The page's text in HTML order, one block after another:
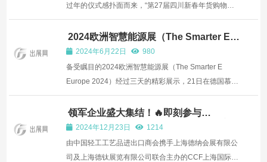
过年的仪式感扑面而来，“第27届四川新春年货购物节”
正式开幕！ 作为“2024蜀里安逸·迎春购物月”的重要活
动和成都“十二月市”系列主题活动之一，“第27届中国
（四川）新春年货购物节”打响2024消费促进年·迎春消
费第一枪...
2024欧洲智慧能源展（The Smarter E
Europe）在德国慕尼黑圆满闭幕
2024年6月22日
980
备受瞩目的2024欧洲智慧能源展（The Smarter E
Europe 2024）经过三天的精彩展示，21日在德国慕尼
黑圆满闭幕。作为欧洲能源行业的标杆性展览联盟，此
次盛会集结了Intersolar Europe、ees Europe、
Power2Drive Europe和EM-Power Europe四大独立展
览，全面探讨了全天候...
领军企业盛大集结！🔥即刻参与
CCF2025上海春季百货展览会，抢占新
年先机！参展阵容持续更新→
2024年12月23日
1214
由中国轻工工艺品进出口商会携手上海德纳会展有限公
司及上海德钛展览有限公司联合主办的CCF上海国际日